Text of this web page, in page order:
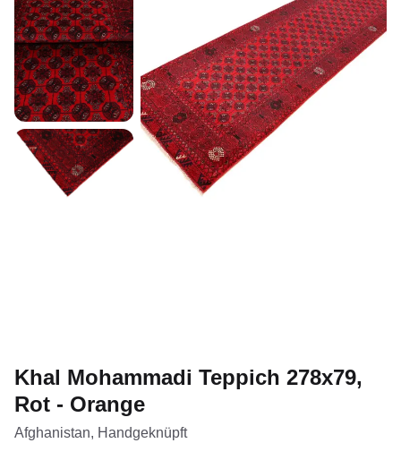
Khal Mohammadi Teppich 278x79,
Rot - Orange
Afghanistan, Handgeknüpft